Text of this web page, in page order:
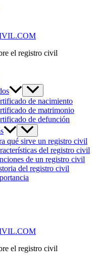
el registro civil
de nacimiento
de matrimonio
de defunción
qué sirve un registro civil
del registro civil
de un registro civil
del registro civil
el registro civil